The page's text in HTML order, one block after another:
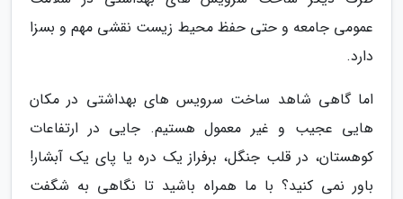
عمومی جامعه و حتی حفظ محیط زیست نقشی مهم و بسزا
دارد.
اما گاهی شاهد ساخت سرویس های بهداشتی در مکان
هایی عجیب و غیر معمول هستیم. جایی در ارتفاعات
کوهستان، در قلب جنگل، برفراز یک دره یا پای یک آبشار!
باور نمی کنید؟ با ما همراه باشید تا نگاهی به شگفت